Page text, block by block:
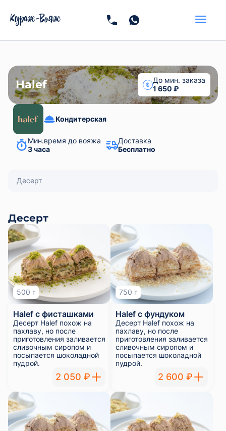
Кондитерская
Мин.время до вояжа
3 часа
Доставка
Бесплатно
Halef
Десерт
Десерт
500 г
Halef с фисташками
Десерт Halef похож на
пахлаву, но после
приготовления заливается
сливочным сиропом и
посыпается шоколадной
пудрой.
2 050 ₽
750 г
Halef с фундуком
Десерт Halef похож на
пахлаву, но после
приготовления заливается
сливочным сиропом и
посыпается шоколадной
пудрой.
2 600 ₽